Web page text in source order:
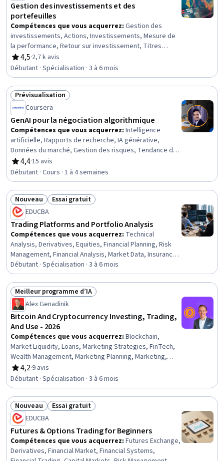
Gestion des investissements et des
portefeuilles
Compétences que vous acquerrez: Gestion des
investissements, Actions, Investissements, Mesure de
la performance, Retour sur investissement, Titres
(Finance), Gestion des risques, Finances générales,
Gestion des actifs, Analyse des performances,
Finances, Marchés des capitaux, Risque de portefeuille,
Modélisation des risques, Négociation de titres,
Systèmes financiers, Économie comportementale,
Marché financier, Négociation financière, Gestion de
portefeuille
4,5
évaluation, 4,5 sur 5 étoiles
·2,7 k avis
Débutant · Spécialisation · 3 à 6 mois
Statut : Prévisualisation
Prévisualisation
Coursera
GenAI pour la négociation algorithmique
Compétences que vous acquerrez: Intelligence
artificielle, Rapports de recherche, IA générative,
Données du marché, Gestion des risques, Tendance du
marché, Apprentissage automatique appliqué,
Programmation Python, Données en temps réel,
Automatisation, Négociation financière, Gestion de
portefeuille, Réseaux neuronaux récurrents (RNN)
4,4
évaluation, 4,4 sur 5 étoiles
·15 avis
Débutant · Cours · 1 à 4 semaines
Statut : Nouveau
Nouveau Statut : Essai gratuit
Essai gratuit
EDUCBA
Trading Platforms and Portfolio Analysis
Compétences que vous acquerrez: Technical
Analysis, Derivatives, Equities, Financial Planning, Risk
Management, Financial Analysis, Market Data, Insurance,
Investment Management, Investments, Asset
Management, Portfolio Management, Wealth
Management, Financial Management, Financial Market,
Financial Trading, Market Trend, Portfolio Risk, Planning,
Analysis
Débutant · Spécialisation · 3 à 6 mois
Statut : Meilleur programme d’IA
Meilleur programme d’IA
Alex Genadinik
Bitcoin And Cryptocurrency Investing, Trading,
And Use - 2026
Compétences que vous acquerrez: Blockchain,
Market Liquidity, Loans, Marketing Strategies, FinTech,
Wealth Management, Marketing Planning, Marketing,
General Lending, Data Security, Payment Systems, Risk
Management, Asset Protection, Risk Management
Framework, Lending and Underwriting, Financial Analysis,
Investments, Finance, Merchant Services,
Entrepreneurial Finance
4,2
évaluation, 4,2 sur 5 étoiles
·9 avis
Débutant · Spécialisation · 3 à 6 mois
Statut : Nouveau
Nouveau Statut : Essai gratuit
Essai gratuit
EDUCBA
Futures & Options Trading for Beginners
Compétences que vous acquerrez: Futures Exchange,
Derivatives, Financial Market, Financial Systems,